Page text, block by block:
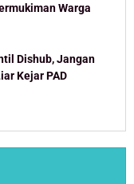
Warga
Dishub, Jangan
Kejar PAD